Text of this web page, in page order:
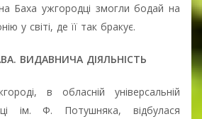
Баха ужгородці змогли бодай на
у світі, де її так бракує.
ВИДАВНИЧА ДІЯЛЬНІСТЬ
в обласній універсальній
ім. Ф. Потушняка, відбулася